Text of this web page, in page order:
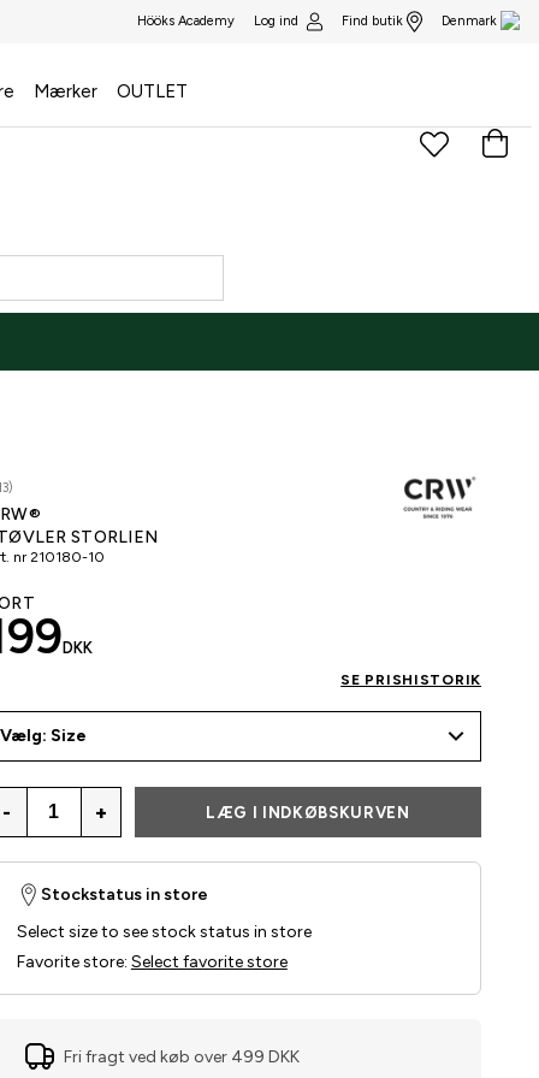
Hööks Academy Log ind Find butik Denmark
Mærker OUTLET
STORLIEN
nr 210180-10
DKK
SE PRISHISTORIK
Vælg: Size
- + LÆG I INDKØBSKURVEN
Stockstatus in store
Select size to see stock status in store
Favorite store: Select favorite store
Fri fragt ved køb over 499 DKK